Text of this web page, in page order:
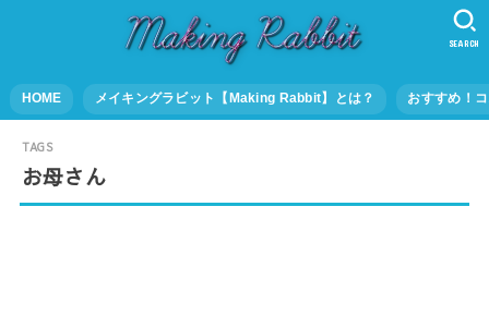
HOME メイキングラビット【Making Rabbit】とは？ おすすめ！
SEARCH
お母さん